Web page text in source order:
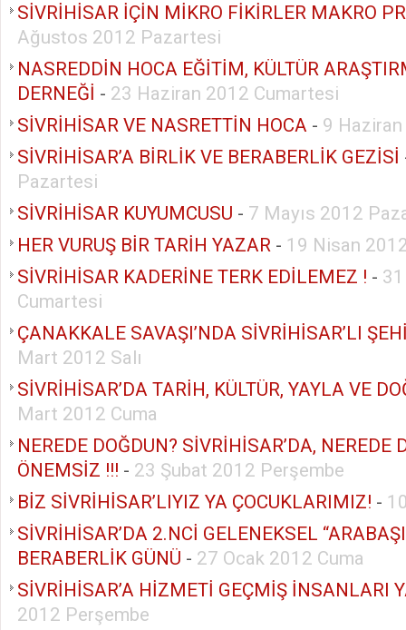
SİVRİHİSAR İÇİN MİKRO FİKİRLER MAKRO
Ağustos 2012 Pazartesi
NASREDDİN HOCA EĞİTİM, KÜLTÜR
DERNEĞİ - 23 Haziran 2012 Cumartesi
SİVRİHİSAR VE NASRETTİN HOCA - 9
SİVRİHİSAR’A BİRLİK VE BERABERLİK GEZİSİ
Pazartesi
SİVRİHİSAR KUYUMCUSU - 7 Mayıs 2012
HER VURUŞ BİR TARİH YAZAR - 19 Nisan
SİVRİHİSAR KADERİNE TERK EDİLEMEZ ! -
Cumartesi
ÇANAKKALE SAVAŞI’NDA SİVRİHİSAR’LI
Mart 2012 Salı
SİVRİHİSAR’DA TARİH, KÜLTÜR, YAYLA VE
Mart 2012 Cuma
NEREDE DOĞDUN? SİVRİHİSAR’DA, NEREDE
ÖNEMSİZ !!! - 23 Şubat 2012 Perşembe
BİZ SİVRİHİSAR’LIYIZ YA ÇOCUKLARIMIZ! -
SİVRİHİSAR’DA 2.NCİ GELENEKSEL
BERABERLİK GÜNÜ - 27 Ocak 2012 Cuma
SİVRİHİSAR’A HİZMETİ GEÇMİŞ İNSANLARI
2012 Perşembe